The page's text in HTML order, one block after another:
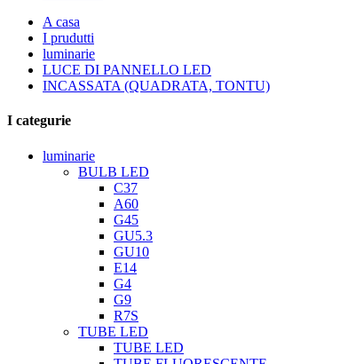
A casa
I prudutti
luminarie
LUCE DI PANNELLO LED
INCASSATA (QUADRATA, TONTU)
I categurie
luminarie
BULB LED
C37
A60
G45
GU5.3
GU10
E14
G4
G9
R7S
TUBE LED
TUBE LED